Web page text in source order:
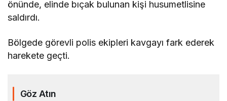
önünde, elinde bıçak bulunan kişi husumetlisine
saldırdı.
Bölgede görevli polis ekipleri kavgayı fark ederek
harekete geçti.
Göz Atın